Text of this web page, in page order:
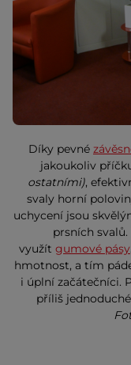
Díky pevné
jakoukoliv
ostatními),
svaly horní
uchycení jsou
prsních
využít gumové pásy
hmotnost, a tím
i úplní začátečníci.
příliš